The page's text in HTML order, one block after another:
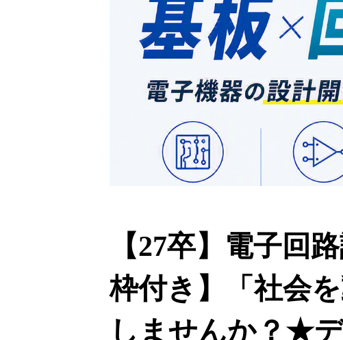
【27卒】電子回
枠付き】「社会
しませんか？★